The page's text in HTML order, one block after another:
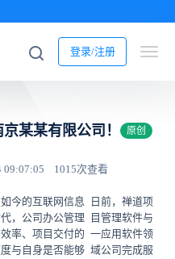
登录/注册
某某有限公司！ 原创
09:07:05
1015次查看
日前，禅道项
目管理软件与
一应用软件领
域公司完成服
今的互联网信息
代，公司办公管理
率、项目交付的
与自身是否能够